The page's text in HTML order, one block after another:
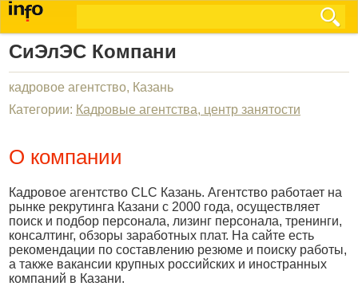
СиЭлЭС Компани
кадровое агентство, Казань
Категории: Кадровые агентства, центр занятости
О компании
Кадровое агентство CLC Казань. Агентство работает на
рынке рекрутинга Казани с 2000 года, осуществляет
поиск и подбор персонала, лизинг персонала, тренинги,
консалтинг, обзоры заработных плат. На сайте есть
рекомендации по составлению резюме и поиску работы,
а также вакансии крупных российских и иностранных
компаний в Казани.